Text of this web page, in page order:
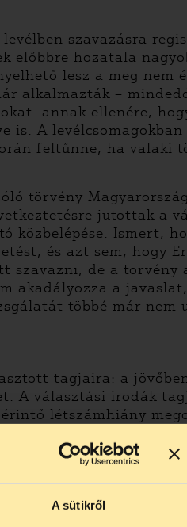
A sütikről
szavazásra
előbbre hozatala
lesz a meg nem
alkalmazták –
annak ellenére,
is. A
feltűnne, ha valaki
törvény
jutottak a
közbelépése. Ismert,
és azt sem, hogy
de a törvény
akadályozza a
többé már nem
tagjaira: a
A választási irodák
létszámhiány
esetlegesen eredő, a
joggal nem
kell rekeszteni a
például a megyei